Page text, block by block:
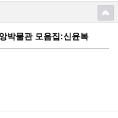
박물관 모음집:신윤복